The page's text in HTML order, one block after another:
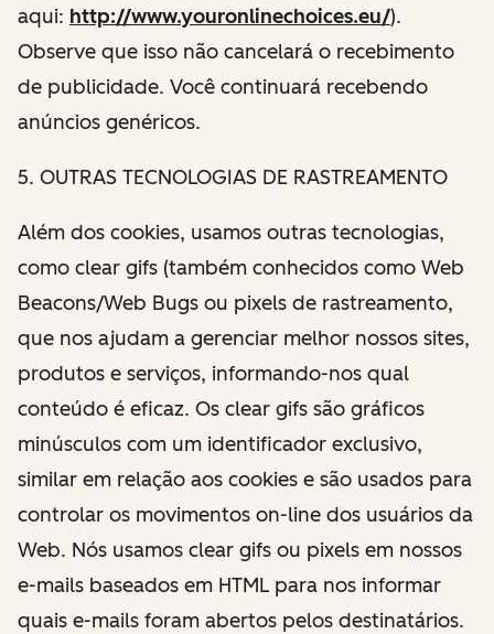
aqui: http://www.youronlinechoices.eu/).
Observe que isso não cancelará o recebimento
de publicidade. Você continuará recebendo
anúncios genéricos.
5. OUTRAS TECNOLOGIAS DE RASTREAMENTO
Além dos cookies, usamos outras tecnologias,
como clear gifs (também conhecidos como Web
Beacons/Web Bugs ou pixels de rastreamento,
que nos ajudam a gerenciar melhor nossos sites,
produtos e serviços, informando-nos qual
conteúdo é eficaz. Os clear gifs são gráficos
minúsculos com um identificador exclusivo,
similar em relação aos cookies e são usados para
controlar os movimentos on-line dos usuários da
Web. Nós usamos clear gifs ou pixels em nossos
e-mails baseados em HTML para nos informar
quais e-mails foram abertos pelos destinatários.